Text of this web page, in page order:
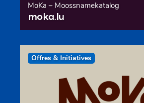
MoKa – Moossnamekatalog
moka.lu
Offres & Initiatives